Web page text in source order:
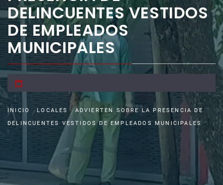
DELINCUENTES VESTIDOS
DE EMPLEADOS
MUNICIPALES
INICIO LOCALES
ADVIERTEN SOBRE LA PRESENCIA DE
DELINCUENTES VESTIDOS DE EMPLEADOS MUNICIPALES